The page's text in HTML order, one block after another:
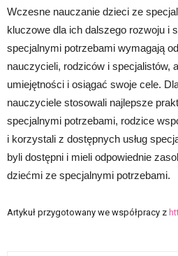
Wczesne nauczanie dzieci ze
kluczowe dla ich dalszego rozwoju i
specjalnymi potrzebami wymagają
nauczycieli, rodziców i specjalistów,
umiejętności i osiągać swoje cele.
nauczyciele stosowali najlepsze
specjalnymi potrzebami, rodzice
i korzystali z dostępnych usług
byli dostępni i mieli odpowiednie
dziećmi ze specjalnymi potrzebami.
Artykuł przygotowany we współpracy z